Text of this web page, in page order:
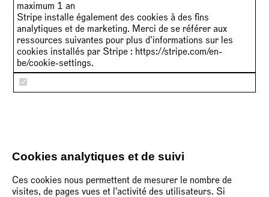
maximum 1 an
Stripe installe également des cookies à des fins
analytiques et de marketing. Merci de se référer aux
ressources suivantes pour plus d'informations sur les
cookies installés par Stripe : https://stripe.com/en-
be/cookie-settings.
Cookies analytiques et de suivi
Ces cookies nous permettent de mesurer le nombre de
visites, de pages vues et l'activité des utilisateurs. Si